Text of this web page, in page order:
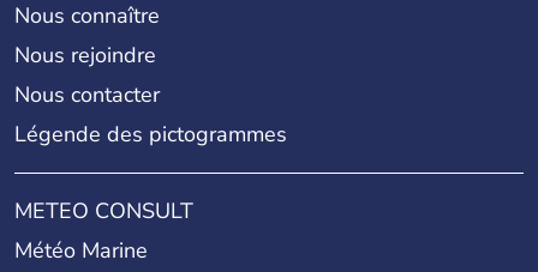
Nous connaître
Nous rejoindre
Nous contacter
Légende des pictogrammes
METEO CONSULT
Météo Marine